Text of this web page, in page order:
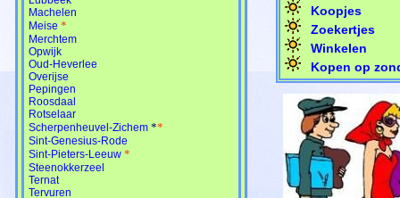
Machelen
Meise *
Merchtem
Opwijk
Oud-Heverlee
Overijse
Pepingen
Roosdaal
Rotselaar
Scherpenheuvel-Zichem **
Sint-Genesius-Rode
Sint-Pieters-Leeuw *
Steenokkerzeel
Ternat
Tervuren
Koopjes
Zoekertjes
Winkelen
Kopen op